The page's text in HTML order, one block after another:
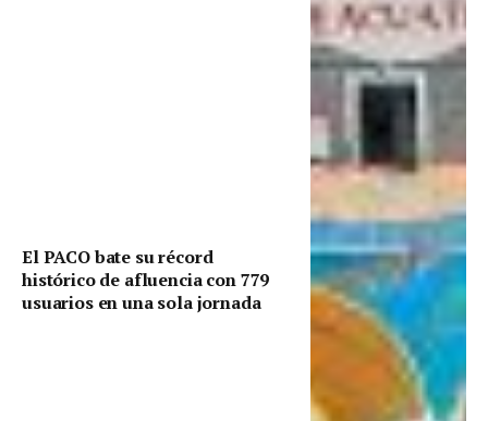
El PACO bate su récord
histórico de afluencia con 779
usuarios en una sola jornada